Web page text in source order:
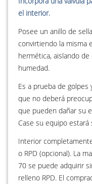
el interior.
Posee un anillo de
convirtiendo la misma
hermética, aislando
humedad.
Es a prueba de
que no deberá
que pueden dañar su
Case su equipo
Interior
o RPD (opcional). La
70 se puede adquirir
relleno RPD. El